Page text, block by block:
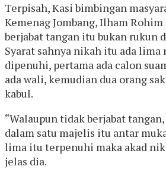
Terpisah, Kasi bimbingan
Kemenag Jombang, Ilham
berjabat tangan itu bukan rukun
Syarat sahnya nikah itu ada lima
dipenuhi, pertama ada calon
ada wali, kemudian dua orang
kabul.
“Walaupun tidak berjabat
dalam satu majelis itu antar
lima itu terpenuhi maka akad
jelas dia.